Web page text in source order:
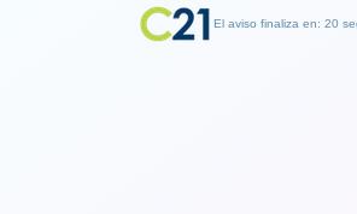
El aviso finaliza en: 19